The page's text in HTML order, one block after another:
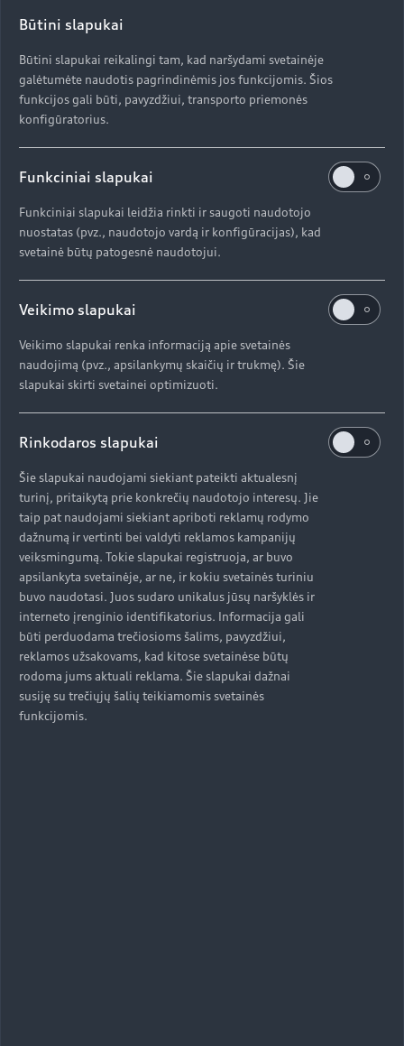
Būtini slapukai
Būtini slapukai reikalingi tam, kad naršydami svetainėje
galėtumėte naudotis pagrindinėmis jos funkcijomis. Šios
funkcijos gali būti, pavyzdžiui, transporto priemonės
konfigūratorius.
Funkciniai slapukai
Funkciniai slapukai leidžia rinkti ir saugoti naudotojo
nuostatas (pvz., naudotojo vardą ir konfigūracijas), kad
svetainė būtų patogesnė naudotojui.
Veikimo slapukai
Veikimo slapukai renka informaciją apie svetainės
naudojimą (pvz., apsilankymų skaičių ir trukmę). Šie
slapukai skirti svetainei optimizuoti.
Rinkodaros slapukai
Šie slapukai naudojami siekiant pateikti aktualesnį
turinį, pritaikytą prie konkrečių naudotojo interesų. Jie
taip pat naudojami siekiant apriboti reklamų rodymo
dažnumą ir vertinti bei valdyti reklamos kampanijų
veiksmingumą. Tokie slapukai registruoja, ar buvo
apsilankyta svetainėje, ar ne, ir kokiu svetainės turiniu
buvo naudotasi. Juos sudaro unikalus jūsų naršyklės ir
interneto įrenginio identifikatorius. Informacija gali
būti perduodama trečiosioms šalims, pavyzdžiui,
reklamos užsakovams, kad kitose svetainėse būtų
rodoma jums aktuali reklama. Šie slapukai dažnai
susiję su trečiųjų šalių teikiamomis svetainės
funkcijomis.